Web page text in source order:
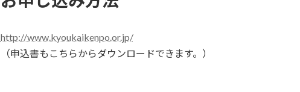
http://www.kyoukaikenpo.or.jp/
（申込書もこちらからダウンロードできます。）